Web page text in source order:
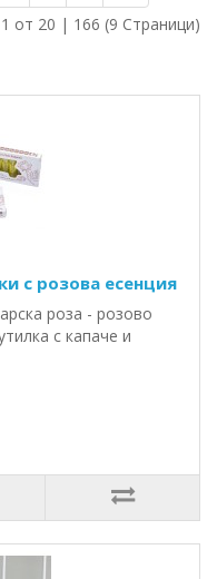
от 20 | 166 (9 Страници)
с розова есенция
роза - розово
с капаче и